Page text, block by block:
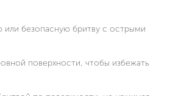
или безопасную бритву с острыми
поверхности, чтобы избежать